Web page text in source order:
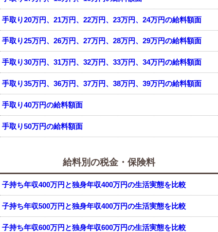
手取り20万円、21万円、22万円、23万円、24万円の給料額面
手取り25万円、26万円、27万円、28万円、29万円の給料額面
手取り30万円、31万円、32万円、33万円、34万円の給料額面
手取り35万円、36万円、37万円、38万円、39万円の給料額面
手取り40万円の給料額面
手取り50万円の給料額面
給料別の税金・保険料
子持ち年収400万円と独身年収400万円の生活実態を比較
子持ち年収500万円と独身年収400万円の生活実態を比較
子持ち年収600万円と独身年収600万円の生活実態を比較